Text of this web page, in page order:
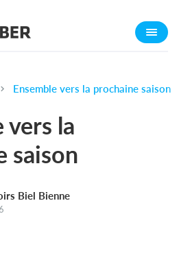
Ensemble vers la prochaine saison
vers la
saison
Biel Bienne